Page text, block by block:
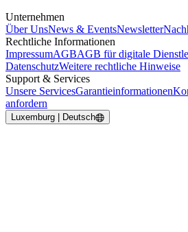
Unternehmen
Über UnsNews & EventsNewsletter
Rechtliche Informationen
ImpressumAGBAGB für digitale
DatenschutzWeitere rechtliche Hinweise
Support & Services
Unsere ServicesGarantieinformationen
anfordern
Luxemburg | Deutsch